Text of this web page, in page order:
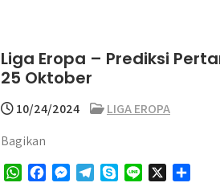
Liga Eropa – Prediksi
25 Oktober
10/24/2024
LIGA EROPA
Bagikan
W